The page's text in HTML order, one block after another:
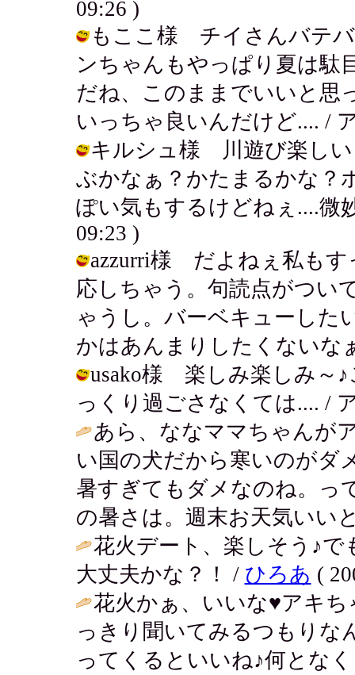
09:26 )
もここ様 チイさんバテ
ンちゃんもやっぱり夏は駄
だね、このままでいいと思
いっちゃ良いんだけど.... /
キルシュ様 川遊び楽しい
ぶかなぁ？かたまるかな？
ぽい気もするけどねぇ....微
09:23 )
azzurri様 だよねぇ私もす
応しちゃう。句読点がつい
ゃうし。バーベキューした
かはあんまりしたくないな
usako様 楽しみ楽しみ～
っくり過ごさなくては.... /
あら、ななママちゃんが
い国の犬だから寒いのがダ
暑すぎてもダメなのね。っ
の暑さは。週末お天気いい
花火デート、楽しそう♪
大丈夫かな？！ / ひろあ (
花火かぁ、いいな♥アキ
っきり聞いてみるつもり
ってくるといいね♪何とな